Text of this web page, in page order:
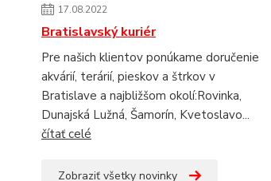
17.08.2022
Bratislavský kuriér
Pre našich klientov ponúkame doručenie
akvárií, terárií, pieskov a štrkov v
Bratislave a najbližšom okolí:Rovinka,
Dunajská Lužná, Šamorín, Kvetoslavo...
čítať celé
Zobraziť všetky novinky